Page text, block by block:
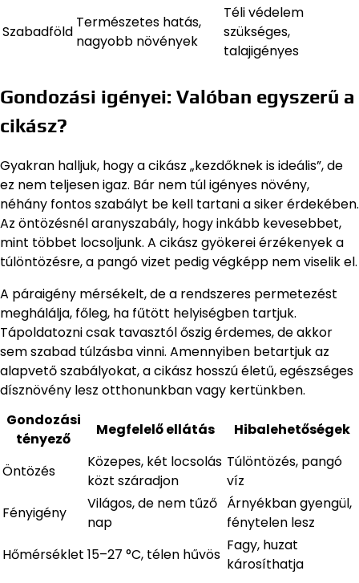
Szabadföld
Természetes hatás,
nagyobb növények
Téli védelem
szükséges,
talajigényes
Gondozási igényei: Valóban egyszerű a
cikász?
Gyakran halljuk, hogy a cikász „kezdőknek is ideális”, de
ez nem teljesen igaz. Bár nem túl igényes növény,
néhány fontos szabályt be kell tartani a siker érdekében.
Az öntözésnél aranyszabály, hogy inkább kevesebbet,
mint többet locsoljunk. A cikász gyökerei érzékenyek a
túlöntözésre, a pangó vizet pedig végképp nem viselik el.
A páraigény mérsékelt, de a rendszeres permetezést
meghálálja, főleg, ha fűtött helyiségben tartjuk.
Tápoldatozni csak tavasztól őszig érdemes, de akkor
sem szabad túlzásba vinni. Amennyiben betartjuk az
alapvető szabályokat, a cikász hosszú életű, egészséges
dísznövény lesz otthonunkban vagy kertünkben.
Gondozási
tényező
Megfelelő ellátás Hibalehetőségek
Öntözés
Közepes, két locsolás
közt száradjon
Túlöntözés, pangó
víz
Fényigény
Világos, de nem tűző
nap
Árnyékban gyengül,
fénytelen lesz
Hőmérséklet 15–27 °C, télen hűvös
Fagy, huzat
károsíthatja